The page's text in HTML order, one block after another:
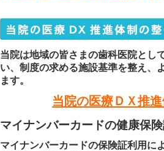
当院は地域の皆さまの歯科医院とし
い、制度の求める施設基準を整え、
ます。
当院の医療ＤＸ推
マイナンバーカードの健康保
マイナンバーカードの保険証利用に